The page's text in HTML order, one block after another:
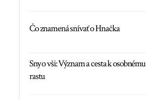
Čo znamená snívať o Hnačka
Sny o vši: Význam a cesta k osobnému
rastu